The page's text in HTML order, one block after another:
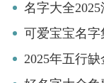
名字大全2025
可爱宝宝名字
2025年五行缺